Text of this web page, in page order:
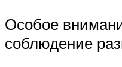
Особое
соблюдение